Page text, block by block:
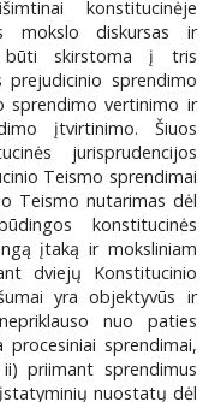
konstitucinėje
mokslo diskursas ir
būti skirstoma į tris
prejudicinio sprendimo
sprendimo vertinimo ir
įtvirtinimo. Šiuos
jurisprudencijos
Teismo sprendimai
Teismo nutarimas dėl
konstitucinės
įtaką ir moksliniam
dviejų Konstitucinio
yra objektyvūs ir
nuo paties
sprendimai,
priimant sprendimus
nuostatų dėl